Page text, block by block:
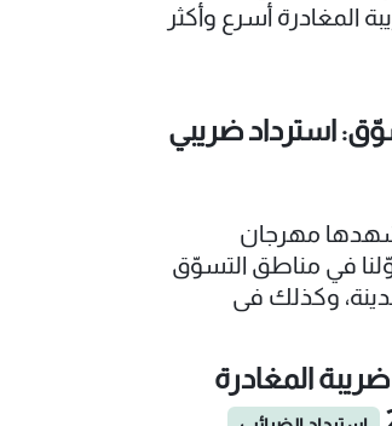
المغادرة أسرع وأكثر
استرداد ضريبي
مهرجان
للتسوّق 2026، تجوّلنا في مناطق التسوّق
وكذلك في
بتجربة تسوّق
التعقيدات.
المغادرة